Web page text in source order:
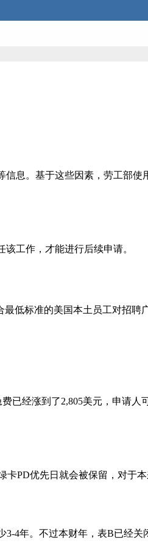
息。基于这些因素，劳工部使
工作，才能进行后续申请。
低标准的美国本土员工对招聘
已经涨到了2,805美元，申请人
PD优先日就会被保留，对于
3-4年。不过本财年，表B已经